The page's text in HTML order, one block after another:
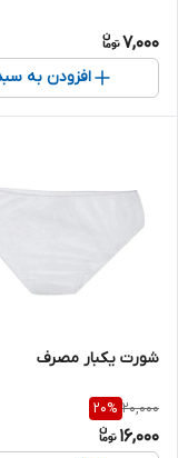
7,000
افزودن به
شورت یکبار مصرف
20,000
20%
16,000